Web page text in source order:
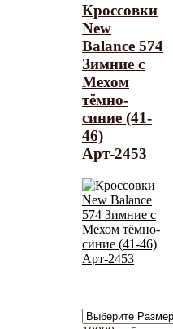
Кроссовки
New
Balance 574
Зимние с
Мехом
тёмно-
синие (41-
46)
Арт-2453